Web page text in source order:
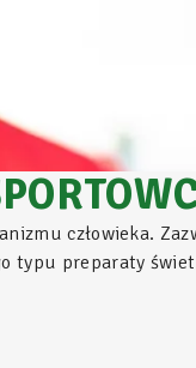
człowieka.
typu preparaty